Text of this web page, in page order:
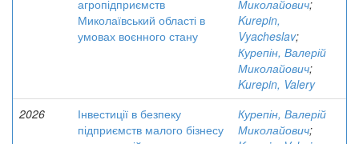
агропідприємств
Миколаївський області в
умовах воєнного стану
Миколайович;
Kurepin,
Vyacheslav;
Курепін, Валерій
Миколайович;
Kurepin, Valery
2026
Інвестиції в безпеку
підприємств малого бізнесу
Курепін, Валерій
Миколайович;